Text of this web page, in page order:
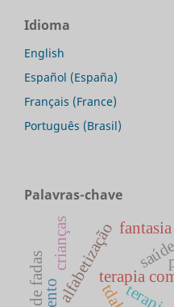
Idioma
English
Español (España)
Français (France)
Português (Brasil)
Palavras-chave
terapia
alfabetizaçãofantasia
crianças
tdah